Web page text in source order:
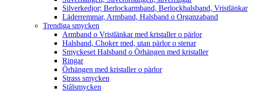
Silverkedjor; Berlockarmband, Berlockhalsband, Vristlänkar
Läderremmar, Armband, Halsband o Organzaband
Trendiga smycken
Armband o Vristlänkar med kristaller o pärlor
Halsband, Choker med, utan pärlor o stenar
Smyckeset Halsband o Örhängen med kristaller
Ringar
Örhängen med kristaller o pärlor
Strass smycken
Stålsmycken